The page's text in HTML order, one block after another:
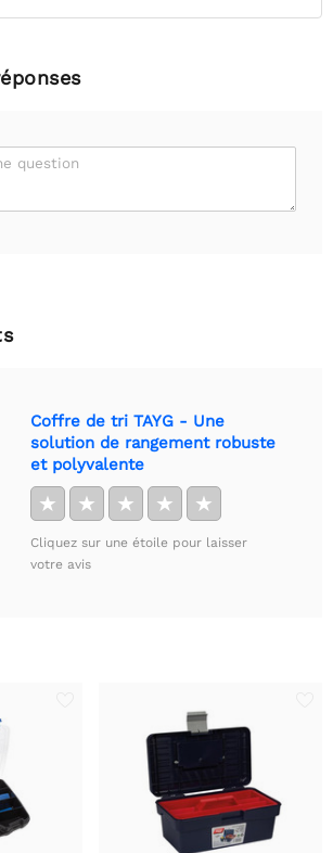
question
Coffre de tri TAYG - Une
solution de rangement robuste
et polyvalente
★ ★ ★ ★ ★
Cliquez sur une étoile pour laisser
votre avis